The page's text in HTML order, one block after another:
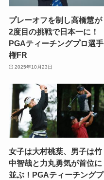
プレーオフを制し高橋慧が
2度目の挑戦で日本一に！
PGAティーチングプロ選手
権FR
2025年10月23日
女子は大村桃葉、男子は竹
中智哉と力丸勇気が首位に
並ぶ！PGAティーチングプ